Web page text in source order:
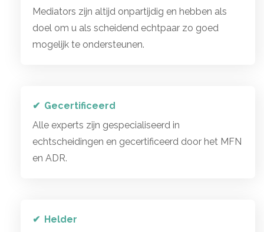
Mediators zijn altijd onpartijdig en hebben als
doel om u als scheidend echtpaar zo goed
mogelijk te ondersteunen.
Gecertificeerd
Alle experts zijn gespecialiseerd in
echtscheidingen en gecertificeerd door het MFN
en ADR.
Helder